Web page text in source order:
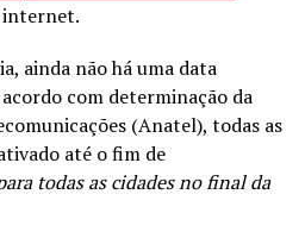
internet.
ainda não há uma data
com determinação da
(Anatel), todas as
até o fim de
todas as cidades no final da